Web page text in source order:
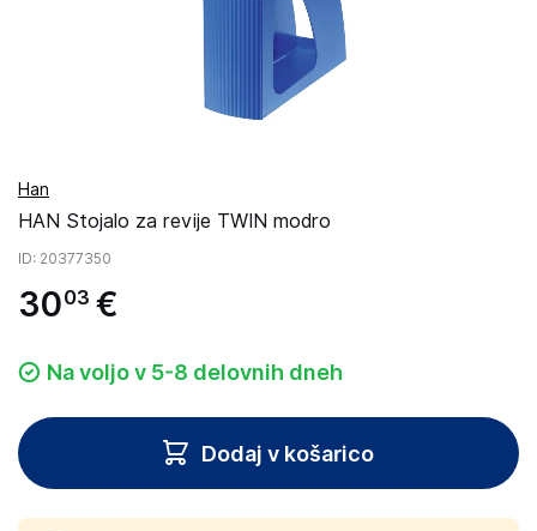
Han
HAN Stojalo za revije TWIN modro
ID: 20377350
3003 €
Na voljo v 5-8 delovnih dneh
Dodaj v košarico